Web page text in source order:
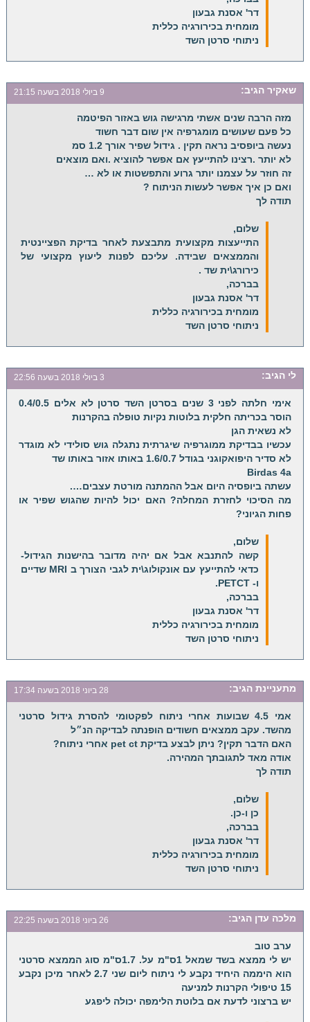
דר' אסנת גבעון
מומחית בכירורגיה כללית
ניתוחי סרטן השד
שאקיר הגיב: 9 ביולי 2018 בשעה 21:15
מזה הרבה שנים אשתי מרגישה גוש באזור הפיטמה
כל פעם שעושים מומגרפיה אין שום דבר חשוד
נעשה ביופסיב נראה תקין . גידול שפיר אורך 1.2 סמ
לא יותר .רצינו להתייעץ אם אפשר להוציא .ואם מוצאים
זה חוזר על עצמנו יותר גרוע והתפשטות או לא …
ואם כן איך אפשר לעשות הניתוח ?
תודה לך
שלום,
התייעצות מקצועית מתבצעת לאחר בדיקת הפציינטית
והממצאים שבידה. עליכם לפנות ליעוץ מקצועי של
כירורג\ית שד .
בברכה,
דר' אסנת גבעון
מומחית בכירורגיה כללית
ניתוחי סרטן השד
לי הגיב: 3 ביולי 2018 בשעה 22:56
אימי חלתה לפני 3 שנים בסרטן השד סרטן לא אלים 0.4/0.5
הוסר בכריתה חלקית בלוטות נקיות טופלה בהקרנות
לא נשאית הגן
עכשיו בבדיקת ממוגרפיה שיגרתית נתגלה גוש סולידי לא מוגדר
לא סדיר היפואקוגני בגודל 1.6/0.7 באותו אזור באותו שד
Birdas 4a
עשתה ביופסיה היום אבל ההמתנה מורטת עצבים….
מה הסיכוי לחזרת המחלה? האם יכול להיות שהגוש שפיר או
פחות הגיוני?
שלום,
קשה להתנבא אבל אם יהיה מדובר בהישנות הגידול-
כדאי להתייעץ עם אונקולוג\ית לגבי הצורך ב MRI שדיים
ו- PETCT.
בברכה,
דר' אסנת גבעון
מומחית בכירורגיה כללית
ניתוחי סרטן השד
מתעניינת הגיב: 28 ביוני 2018 בשעה 17:34
אמי 4.5 שבועות אחרי ניתוח לפקטומי להסרת גידול סרטני
מהשד. עקב ממצאים חשודים הופנתה לבדיקה הנ״ל
האם הדבר תקין? ניתן לבצע בדיקת pet ct אחרי ניתוח?
אודה מאד לתגובתך המהירה.
תודה לך
שלום,
כן ו-כן.
בברכה,
דר' אסנת גבעון
מומחית בכירורגיה כללית
ניתוחי סרטן השד
מלכה עדן הגיב: 26 ביוני 2018 בשעה 22:25
ערב טוב
יש לי ממצא בשד שמאל 1ס"מ על. 1.7ס"מ סוג הממצא סרטני
הוא היממה היחיד נקבע לי ניתוח ליום שני 2.7 לאחר מיכן נקבע
15 טיפולי הקרנות למניעה
יש ברצוני לדעת אם בלוטת הלימפה יכולה ליפגע